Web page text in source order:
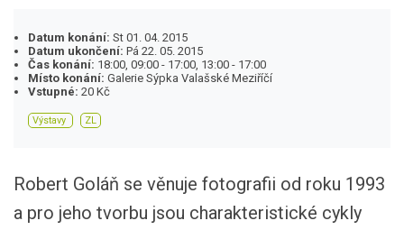
Datum konání: St 01. 04. 2015
Datum ukončení: Pá 22. 05. 2015
Čas konání: 18:00, 09:00 - 17:00, 13:00 - 17:00
Místo konání: Galerie Sýpka Valašské Meziříčí
Vstupné: 20 Kč
Výstavy ZL
Robert Goláň se věnuje fotografii od roku 1993
a pro jeho tvorbu jsou charakteristické cykly